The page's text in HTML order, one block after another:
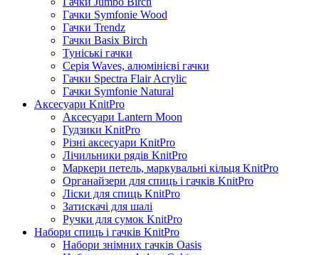
Гачки Symfonie Wood
Гачки Trendz
Гачки Basix Birch
Туніські гачки
Серія Waves, алюмінієві гачки
Гачки Spectra Flair Acrylic
Гачки Symfonie Natural
Аксесуари KnitPro
Аксесуари Lantern Moon
Гудзики KnitPro
Різні аксесуари KnitPro
Лічильники рядів KnitPro
Маркери петель, маркувальні кільця KnitPro
Органайзери для спиць і гачків KnitPro
Ліски для спиць KnitPro
Затискачі для шалі
Ручки для сумок KnitPro
Набори спиць і гачків KnitPro
Набори знімних гачків Oasis